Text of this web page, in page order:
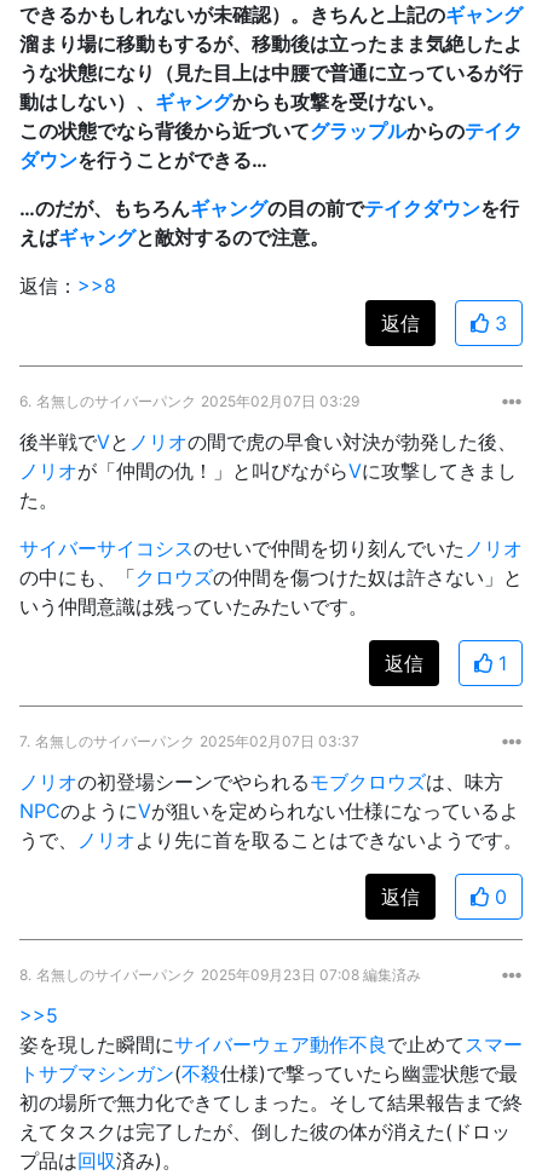
できるかもしれないが未確認）。きちんと上記のギャング
溜まり場に移動もするが、移動後は立ったまま気絶したよ
うな状態になり（見た目上は中腰で普通に立っているが行
動はしない）、 ギャングからも攻撃を受けない。
この状態でなら背後から近づいてグラップルからのテイク
ダウンを行うことができる…
…のだが、もちろんギャングの目の前でテイクダウンを行
えばギャングと敵対するので注意。
返信： >>8
返信
3
6. 名無しのサイバーパンク 2025年02月07日 03:29
後半戦でVと ノリオの間で虎の早食い対決が勃発した後、
ノリオが「仲間の仇！」と叫びながらVに攻撃してきまし
た。
サイバーサイコシスのせいで仲間を切り刻んでいた ノリオ
の中にも、「クロウズの仲間を傷つけた奴は許さない」と
いう仲間意識は残っていたみたいです。
返信 1
7. 名無しのサイバーパンク 2025年02月07日 03:37
ノリオの初登場シーンでやられるモブクロウズは、味方
NPCのようにVが狙いを定められない仕様になっているよ
うで、
ノリオより先に首を取ることはできないようです。
返信 0
8. 名無しのサイバーパンク 2025年09月23日 07:08 編集済み
>>5
姿を現した瞬間にサイバーウェア動作不良 で止めて スマー
ト サブマシンガン(不殺仕様)で撃っていたら幽霊状態で最
初の場所で無力化できてしまった。そして結果報告まで終
えてタスクは完了したが、倒した彼の体が消えた(ドロッ
プ品は回収済み)。